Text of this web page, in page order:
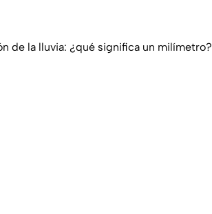
de la lluvia: ¿qué significa un milímetro?